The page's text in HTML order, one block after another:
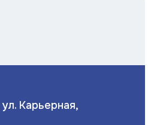
Карьерная,